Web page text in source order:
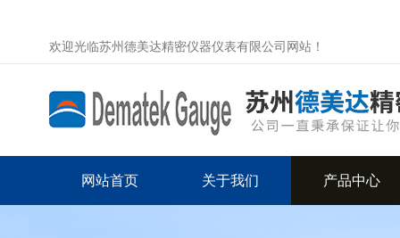
欢迎光临苏州德美达精密仪器仪表有限公司网站！
网站首页 关于我们 产品中心